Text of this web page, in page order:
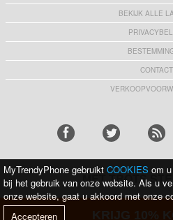
BEKIJK ALLE
CONTACT
MET TROTS
KRIJG 10%
MyTrendyPhone gebruikt COOKIES om
bij het gebruik van onze website. Als u
onze website, gaat u akkoord met onze
Accepteren